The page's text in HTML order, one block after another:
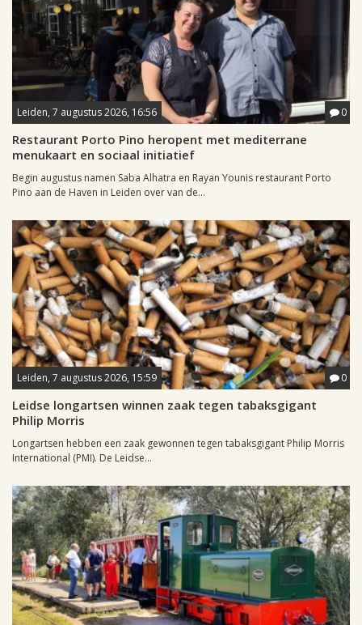
Leiden, 7 augustus 2026, 16:56 0
Restaurant Porto Pino heropent met mediterrane
menukaart en sociaal initiatief
Begin augustus namen Saba Alhatra en Rayan Younis restaurant Porto
Pino aan de Haven in Leiden over van de...
Leiden, 7 augustus 2026, 15:59 0
Leidse longartsen winnen zaak tegen tabaksgigant
Philip Morris
Longartsen hebben een zaak gewonnen tegen tabaksgigant Philip Morris
International (PMI). De Leidse...